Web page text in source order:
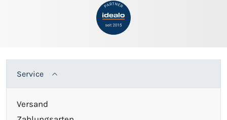
Service
Versand